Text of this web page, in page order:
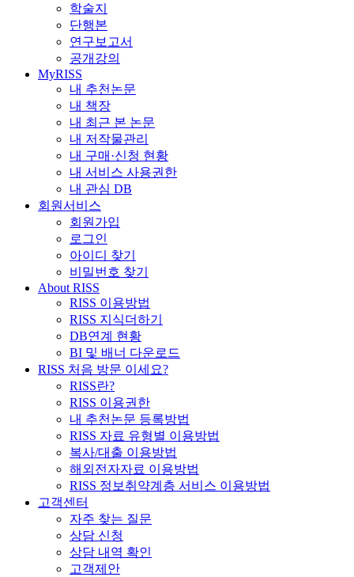
학술지
단행본
연구보고서
공개강의
MyRISS
내 추천논문
내 책장
내 최근 본 논문
내 저작물관리
내 구매·신청 현황
내 서비스 사용권한
내 관심 DB
회원서비스
회원가입
로그인
아이디 찾기
비밀번호 찾기
About RISS
RISS 이용방법
RISS 지식더하기
DB연계 현황
BI 및 배너 다운로드
RISS 처음 방문 이세요?
RISS란?
RISS 이용권한
내 추천논문 등록방법
RISS 자료 유형별 이용방법
복사/대출 이용방법
해외전자자료 이용방법
RISS 정보취약계층 서비스 이용방법
고객센터
자주 찾는 질문
상담 신청
상담 내역 확인
고객제안